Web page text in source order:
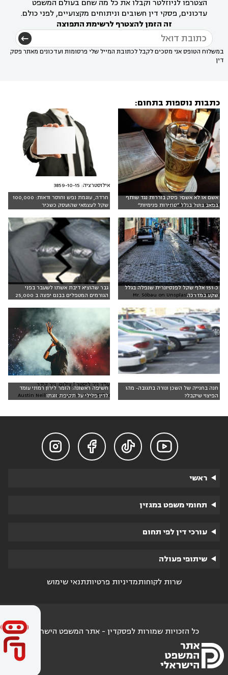
הצטרפו לניוזלטר וקבלו את כל מה שחם בעולם המשפט
עדכונים, פסקי דין חשובים וניתוחים מקצועיים, לפני כולם.
זה הזמן להצטרף לרשימת התפוצה
במשלוח הטופס אני מסכים לקבל לכתובת המייל שלי פרסומות ועדכונים מאתר פסק
דין
כתבות נוספות בתחום:
אשם או לא אשם? פסק בוררות נגד שותף
בפאב בוטל בגלל ״סתירות פנימיות״
אילוסטרציה: DMedina
חרדה, עוגמת נפש וחוסר ודאות: 100,000
שקל לעצמאי שהועסק כשכיר
אילוסטרציה: 3859-10-15
כ-151 אלף שקל לפנסיונרית שנפלה בגלל
שקע במדרכה
אילוסטרציה: Mr. Söbau on Unsplash
גבר שהוציא דיבת אשתו לשעבר בפני
הגורמים המטפלים בבנם יפצה ב 25,000
חנה בחנייה של השכן ונורה בתגובה- מהו
הפיצוי שיקבל?
חשיפה ראשונה: הזמר לירון רמתי עומד
לדין פלילי על תקיפת זוגתו
עו"ד ניר ליסטר | צילום: ניר קידר,
אילוסטרציה: Austin Neill on Unsplash




ראשי
תחומי משפט במגזין
עורכי דין לפי תחום
שיתופי פעולה
שרות לקוחותמדיניות פרטיותתנאי שימוש
כל הזכויות שמורות לפסקדין - אתר המשפט הישראלי